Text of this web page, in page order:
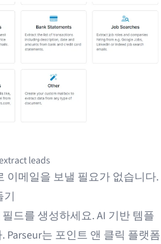
leads
이메일을 보낼 필요가 없습니다.
기
드를 생성하세요. AI 기반 템플
Parseur는 포인트 앤 클릭 플랫폼